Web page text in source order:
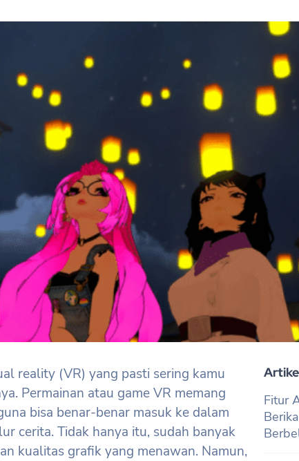
reality (VR) yang pasti sering kamu
Permainan atau game VR memang
bisa benar-benar masuk ke dalam
cerita. Tidak hanya itu, sudah banyak
kualitas grafik yang menawan. Namun,
Fitur